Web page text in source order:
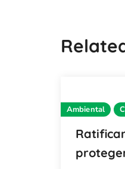
Ambiental